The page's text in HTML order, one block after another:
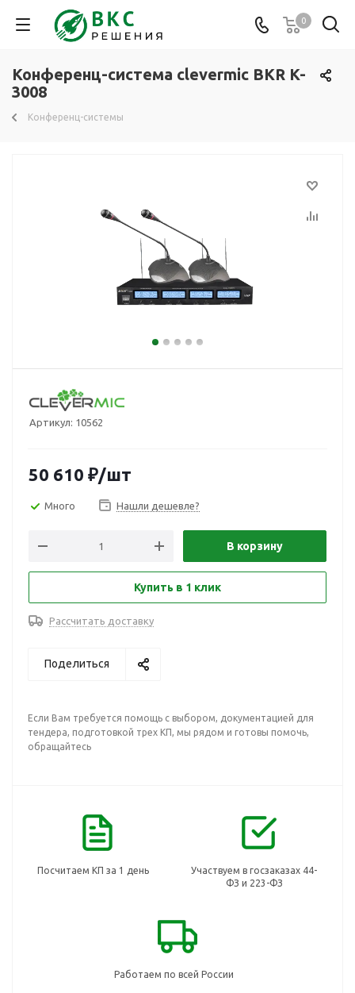
0
Конференц-система clevermic BKR K-
3008
Конференц-системы
Артикул: 10562
50 610 ₽/шт
Много Нашли дешевле?
В корзину
Купить в 1 клик
Рассчитать доставку
Поделиться
Если Вам требуется помощь с выбором, документацией для
тендера, подготовкой трех КП, мы рядом и готовы помочь,
обращайтесь
Посчитаем КП за 1 день
Участвуем в госзаказах 44-
ФЗ и 223-ФЗ
Работаем по всей России